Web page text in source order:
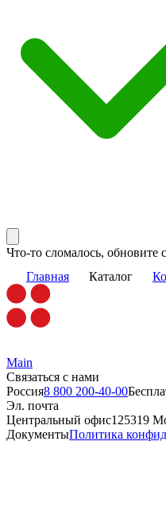
Что-то сломалось, обновите
Главная Каталог
Main
Связаться с нами
Россия8 800 200-40-00
Эл. почта
Центральный офис125319
ДокументыПолитика